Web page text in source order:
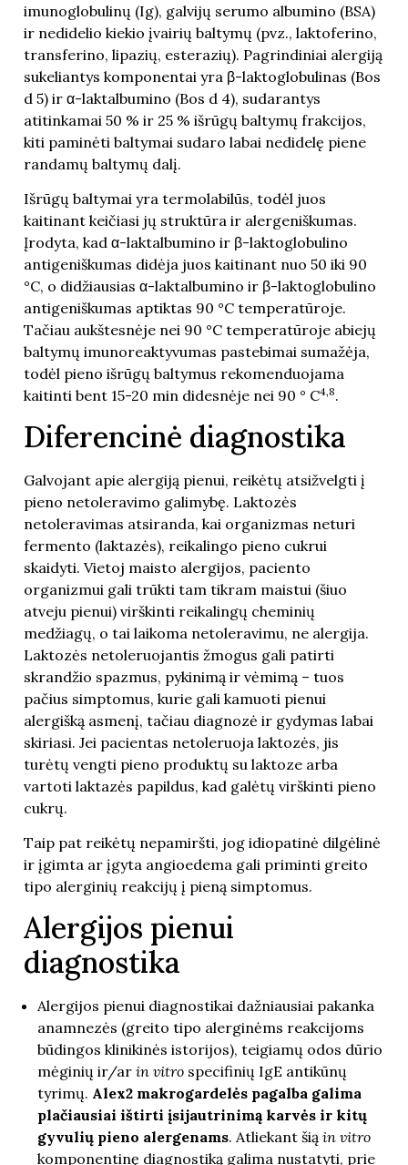
imunoglobulinų (Ig), galvijų serumo albumino (BSA)
ir nedidelio kiekio įvairių baltymų (pvz., laktoferino,
transferino, lipazių, esterazių). Pagrindiniai alergiją
sukeliantys komponentai yra β-laktoglobulinas (Bos
d 5) ir α-laktalbumino (Bos d 4), sudarantys
atitinkamai 50 % ir 25 % išrūgų baltymų frakcijos,
kiti paminėti baltymai sudaro labai nedidelę piene
randamų baltymų dalį.
Išrūgų baltymai yra termolabilūs, todėl juos
kaitinant keičiasi jų struktūra ir alergeniškumas.
Įrodyta, kad α-laktalbumino ir β-laktoglobulino
antigeniškumas didėja juos kaitinant nuo 50 iki 90
°C, o didžiausias α-laktalbumino ir β-laktoglobulino
antigeniškumas aptiktas 90 °C temperatūroje.
Tačiau aukštesnėje nei 90 °C temperatūroje abiejų
baltymų imunoreaktyvumas pastebimai sumažėja,
todėl pieno išrūgų baltymus rekomenduojama
kaitinti bent 15-20 min didesnėje nei 90 ° C4,8.
Diferencinė diagnostika
Galvojant apie alergiją pienui, reikėtų atsižvelgti į
pieno netoleravimo galimybę. Laktozės
netoleravimas atsiranda, kai organizmas neturi
fermento (laktazės), reikalingo pieno cukrui
skaidyti. Vietoj maisto alergijos, paciento
organizmui gali trūkti tam tikram maistui (šiuo
atveju pienui) virškinti reikalingų cheminių
medžiagų, o tai laikoma netoleravimu, ne alergija.
Laktozės netoleruojantis žmogus gali patirti
skrandžio spazmus, pykinimą ir vėmimą – tuos
pačius simptomus, kurie gali kamuoti pienui
alergišką asmenį, tačiau diagnozė ir gydymas labai
skiriasi. Jei pacientas netoleruoja laktozės, jis
turėtų vengti pieno produktų su laktoze arba
vartoti laktazės papildus, kad galėtų virškinti pieno
cukrų.
Taip pat reikėtų nepamiršti, jog idiopatinė dilgėlinė
ir įgimta ar įgyta angioedema gali priminti greito
tipo alerginių reakcijų į pieną simptomus.
Alergijos pienui
diagnostika
Alergijos pienui diagnostikai dažniausiai pakanka
anamnezės (greito tipo alerginėms reakcijoms
būdingos klinikinės istorijos), teigiamų odos dūrio
mėginių ir/ar in vitro specifinių IgE antikūnų
tyrimų. Alex2 makrogardelės pagalba galima
plačiausiai ištirti įsijautrinimą karvės ir kitų
gyvulių pieno alergenams. Atliekant šią in vitro
komponentinę diagnostiką galima nustatyti, prie